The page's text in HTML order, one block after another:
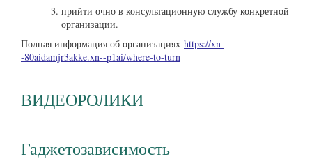
прийти очно в консультационную службу конкретной
организации.
Полная информация об организациях https://xn-
-80aidamjr3akke.xn--p1ai/where-to-turn
ВИДЕОРОЛИКИ
Гаджетозависимость